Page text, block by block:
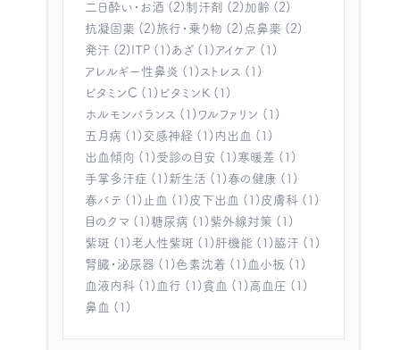
二日酔い・お酒 (2) 制汗剤 (2) 加齢 (2)
抗凝固薬 (2) 旅行・乗り物 (2) 点鼻薬 (2)
発汗 (2) ITP (1) あざ (1) アイケア (1)
アレルギー性鼻炎 (1) ストレス (1)
ビタミンC (1) ビタミンK (1)
ホルモンバランス (1) ワルファリン (1)
五月病 (1) 交感神経 (1) 内出血 (1)
出血傾向 (1) 受診の目安 (1) 寒暖差 (1)
手掌多汗症 (1) 新生活 (1) 春の健康 (1)
春バテ (1) 止血 (1) 皮下出血 (1) 皮膚科 (1)
目のクマ (1)糖尿病 (1) 紫外線対策 (1)
紫斑 (1) 老人性紫斑 (1) 肝機能 (1) 脇汗 (1)
腎臓・泌尿器 (1) 色素沈着 (1) 血小板 (1)
血液内科 (1) 血行 (1) 貧血 (1) 高血圧 (1)
鼻血 (1)